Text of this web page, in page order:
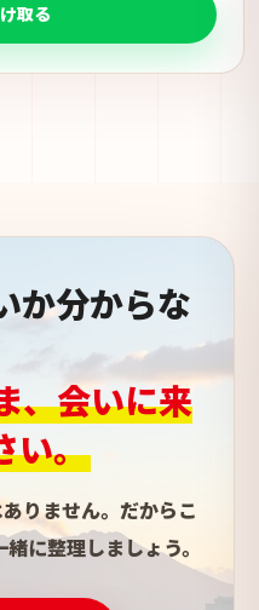
取る
か分からな
、会いに来
い。
りません。だからこ
に整理しましょう。